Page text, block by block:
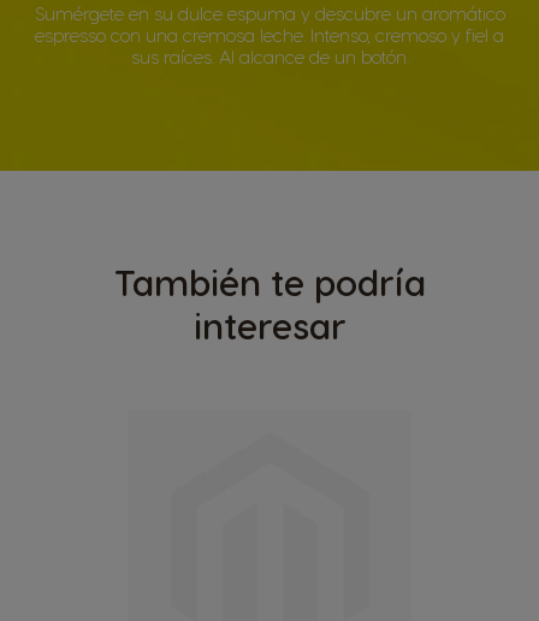
Sumérgete en su dulce espuma y descubre un aromático
espresso con una cremosa leche. Intenso, cremoso y fiel a
sus raíces. Al alcance de un botón.
También te podría
interesar